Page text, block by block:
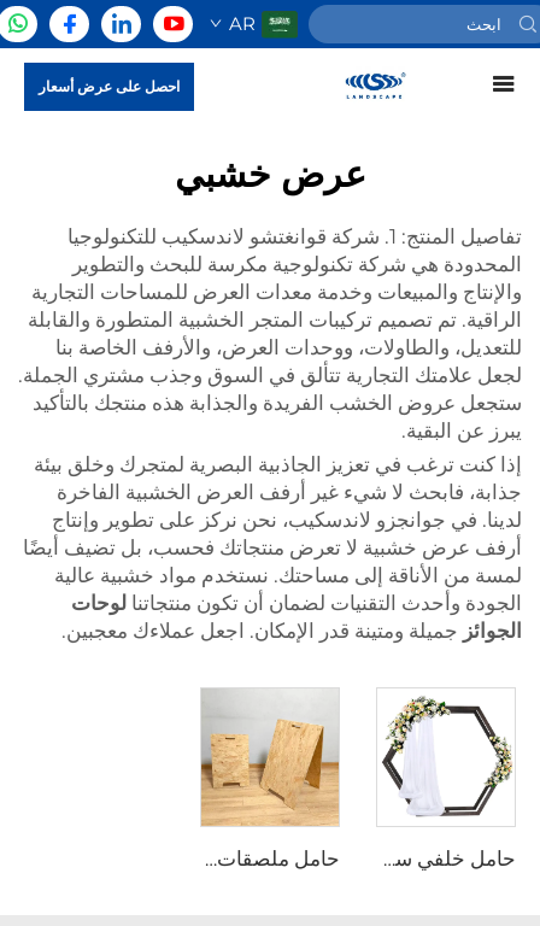
AR
احصل على عرض أسعار
عرض خشبي
تفاصيل المنتج: 1. شركة قوانغتشو لاندسكيب للتكنولوجيا
المحدودة هي شركة تكنولوجية مكرسة للبحث والتطوير
والإنتاج والمبيعات وخدمة معدات العرض للمساحات التجارية
الراقية. تم تصميم تركيبات المتجر الخشبية المتطورة والقابلة
للتعديل، والطاولات، ووحدات العرض، والأرفف الخاصة بنا
لجعل علامتك التجارية تتألق في السوق وجذب مشتري الجملة.
ستجعل عروض الخشب الفريدة والجذابة هذه منتجك بالتأكيد
يبرز عن البقية.
إذا كنت ترغب في تعزيز الجاذبية البصرية لمتجرك وخلق بيئة
جذابة، فابحث لا شيء غير أرفف العرض الخشبية الفاخرة
لدينا. في جوانجزو لاندسكيب، نحن نركز على تطوير وإنتاج
أرفف عرض خشبية لا تعرض منتجاتك فحسب، بل تضيف أيضًا
لمسة من الأناقة إلى مساحتك. نستخدم مواد خشبية عالية
الجودة وأحدث التقنيات لضمان أن تكون منتجاتنالوحات
الجوائزجميلة ومتينة قدر الإمكان. اجعل عملاءك معجبين.
حامل خلفي سداسي مزدوج الوجه من الخشب حامل ملصقات خشبي على شكل حرف A